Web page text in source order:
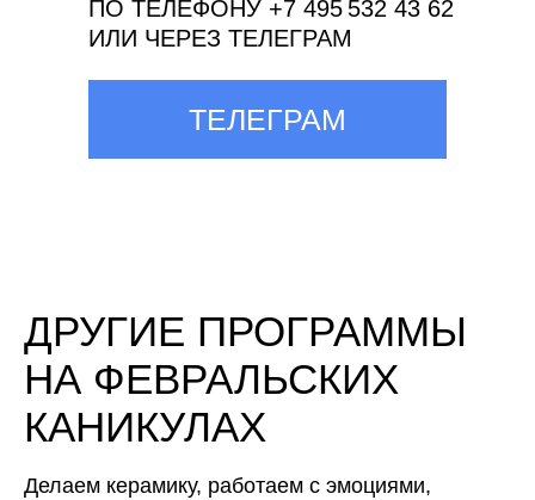
ПО ТЕЛЕФОНУ +7 495 532 43 62
ИЛИ ЧЕРЕЗ ТЕЛЕГРАМ
ТЕЛЕГРАМ
ДРУГИЕ ПРОГРАММЫ
НА ФЕВРАЛЬСКИХ
КАНИКУЛАХ
Делаем керамику, работаем с эмоциями,